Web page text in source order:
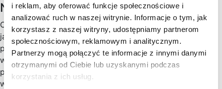
i reklam, aby oferować funkcje społecznościowe i
analizować ruch w naszej witrynie. Informacje o tym, jak
korzystasz z naszej witryny, udostępniamy partnerom
społecznościowym, reklamowym i analitycznym.
Partnerzy mogą połączyć te informacje z innymi danymi
otrzymanymi od Ciebie lub uzyskanymi podczas
korzystania z ich usług.
Newsletter
Chętny, chętna na więcej praktycznych porad prawnych
jak wesprzeć rozwój Twojego biznesu, zoptymalizować
podatki, zminimalizować formalności? Cenimy Twój czas:
wysyłamy konkrety, rzetelne informacje sprawdzone w
praktyce i ważne aktualizacje w prawie, które mogą mieć
wpływ na Twoj biznes. Skorzystaj!